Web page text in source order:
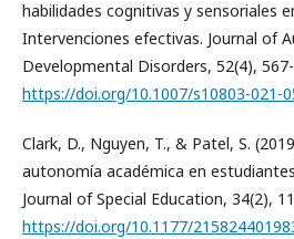
habilidades cognitivas y sensoriales
Intervenciones efectivas. Journal of
Developmental Disorders, 52(4),
https://doi.org/10.1007/s10803-021-
Clark, D., Nguyen, T., & Patel, S.
autonomía académica en
Journal of Special Education, 34(2),
https://doi.org/10.1177/